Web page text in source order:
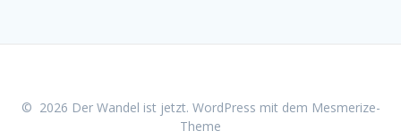
© 2026 Der Wandel ist jetzt. WordPress mit dem Mesmerize-
Theme